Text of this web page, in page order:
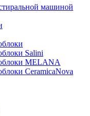
машиной
Salini
MELANA
CeramicaNova